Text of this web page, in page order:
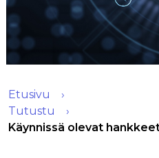
Etusivu
Tutustu
Käynnissä olevat